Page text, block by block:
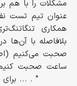
مشکلات را با هم
عنوان تیم تست
همکاری
بلافاصله با آن‌ها
صحبت می‌کنیم
ساعت صحبت کنیم
برای نحوه‌ی حل مشکل پیشنهاداتی می‌دهیم و ... . "